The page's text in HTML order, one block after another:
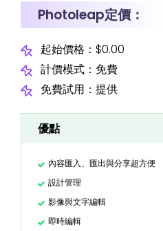
Photoleap定價：
起始價格：$0.00
計價模式：免費
免費試用：提供
優點
內容匯入、匯出與分享超方便
設計管理
影像與文字編輯
即時編輯